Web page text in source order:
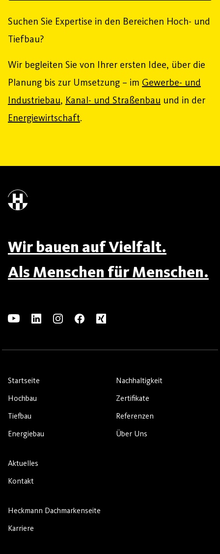
Suchen Sie Expertise in den Bereichen Hoch- und
Tiefbau?
Wir begleiten Sie von Ihrer ersten Idee, über die
Planung bis zur Umsetzung – im Gewerbe- und
Industriebau, Kanal- und Straßenbau und in der
Energiewirtschaft.
Wir bauen auf Vielfalt.
Als Menschen für Menschen.
Startseite
Hochbau
Tiefbau
Energiebau
Nachhaltigkeit
Zertifikate
Referenzen
Über Uns
Aktuelles
Kontakt
Heckmann Dachmarkenseite
Karriere